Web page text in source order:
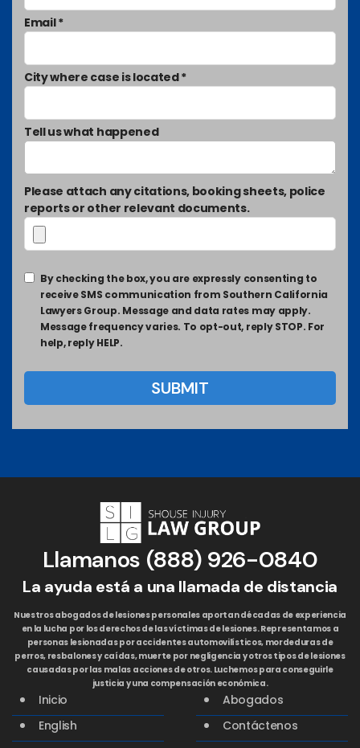
Email *
City where case is located *
Tell us what happened
Please attach any citations, booking sheets, police
reports or other relevant documents.
By checking the box, you are expressly consenting to
receive SMS communication from Southern California
Lawyers Group. Message and data rates may apply.
Message frequency varies. To opt-out, reply STOP. For
help, reply HELP.
Llamanos (888) 926-0840
La ayuda está a una llamada de distancia
Nuestros abogados de lesiones personales aportan décadas de experiencia
en la lucha por los derechos de las víctimas de lesiones. Representamos a
personas lesionadas por accidentes automovilísticos, mordeduras de
perros, resbalones y caídas, muerte por negligencia y otros tipos de lesiones
causadas por las malas acciones de otros. Luchemos para conseguirle
justicia y una compensación económica.
Inicio
Abogados
English
Contáctenos